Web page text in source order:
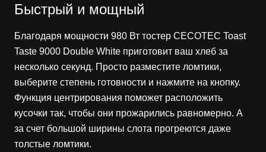
Быстрый и мощный
Благодаря мощности 980 Вт тостер CECOTEC Toast
Taste 9000 Double White приготовит ваш хлеб за
несколько секунд. Просто разместите ломтики,
выберите степень готовности и нажмите на кнопку.
Функция центрирования поможет расположить
кусочки так, чтобы они прожарились равномерно. А
за счет большой ширины слота прогреются даже
толстые ломтики.